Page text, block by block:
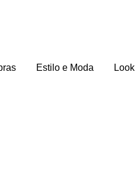
Estilo e Moda